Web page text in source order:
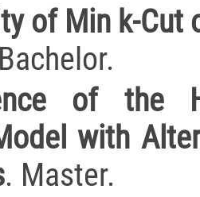
of Min k-Cut
of the
with
. Master.